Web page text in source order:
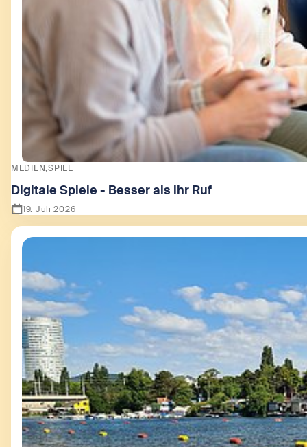
MEDIEN SPIEL
Digitale Spiele - Besser als ihr Ruf
19. Juli 2026